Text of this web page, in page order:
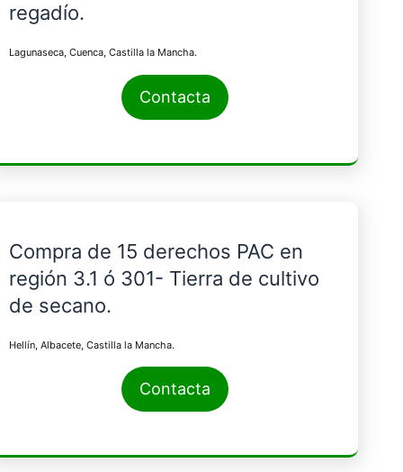
regadío.
Lagunaseca, Cuenca, Castilla la Mancha.
Contacta
Compra de 15 derechos PAC en
región 3.1 ó 301- Tierra de cultivo
de secano.
Hellín, Albacete, Castilla la Mancha.
Contacta